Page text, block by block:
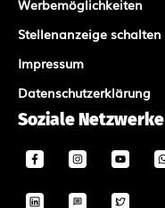
Werbemöglichkeiten
Stellenanzeige schalten
Impressum
Datenschutzerklärung
Soziale Netzwerke